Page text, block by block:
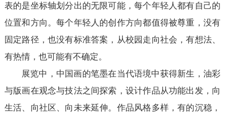
表的是坐标轴划分出的无限可能，每个年轻人都有自己的
位置和方向。每个年轻人的创作方向都值得被尊重，没有
固定路径，也没有标准答案，从校园走向社会，有想法、
有热情，也可能有不确定。
展览中，中国画的笔墨在当代语境中获得新生，油彩
与版画在观念与技法之间探索，设计作品从功能出发，向
生活、向社区、向未来延伸。作品风格多样，有的沉稳，